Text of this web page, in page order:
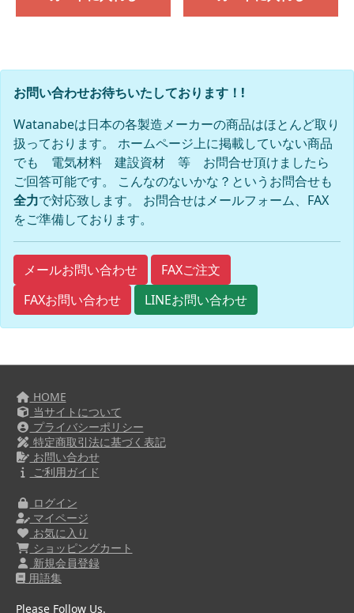
お問い合わせお待ちいたしております！!
Watanabeは日本の各製造メーカーの商品はほとんど取り
扱っております。 ホームページ上に掲載していない商品
でも 電気材料 建設資材 等 お問合せ頂けましたら
ご回答可能です。 こんなのないかな？というお問合せも
全力で対応致します。 お問合せはメールフォーム、FAX
をご準備しております。
メールお問い合わせ
FAXご注文
FAXお問い合わせ
LINEお問い合わせ
HOME
当サイトについて
プライバシーポリシー
特定商取引法に基づく表記
お問い合わせ
ご利用ガイド
ログイン
マイページ
お気に入り
ショッピングカート
新規会員登録
用語集
Please Follow Us.